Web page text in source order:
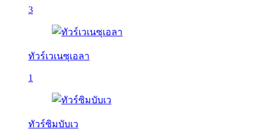
3
ทัวร์เวเนซุเอลา
1
ทัวร์ซิมบับเว